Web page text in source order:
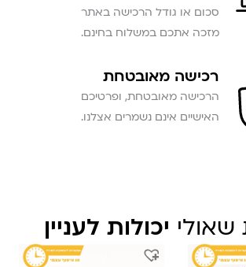
סכום או גודל הרכישה באתר
מזכה אתכם במשלוח בחינם.
רכישה מאובטחת
הרכישה מאובטחת, ופרטיכם
האישיים אינם נשמרים אצלנו.
יכולות לעניין